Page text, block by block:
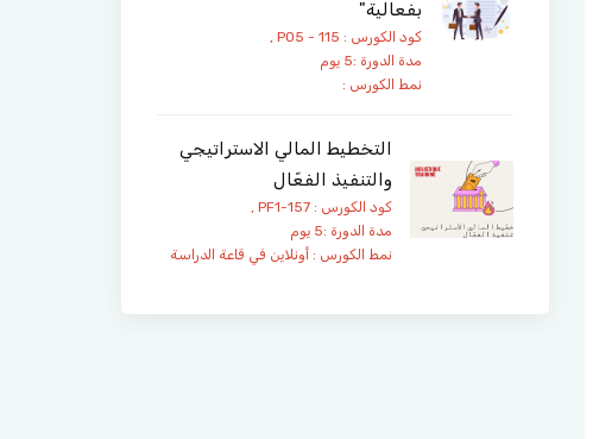
بفعالية"
كود الكورس : PO5 - 115 ,
مدة الدورة :5 يوم
نمط الكورس :
التخطيط المالي الاستراتيجي
والتنفيذ الفعّال
كود الكورس : PF1-157 ,
مدة الدورة :5 يوم
نمط الكورس :أونلاين في قاعة الدراسة